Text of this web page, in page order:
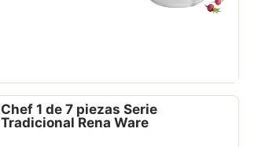
Chef 1 de 7 piezas Serie
Tradicional Rena Ware